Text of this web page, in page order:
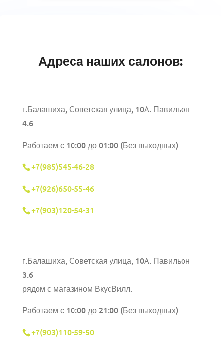
Адреса наших салонов:
г.Балашиха, Советская улица, 10А. Павильон
4.6
Работаем с 10:00 до 01:00 (Без выходных)
+7(985)545-46-28
+7(926)650-55-46
+7(903)120-54-31
г.Балашиха, Советская улица, 10А. Павильон
3.6
рядом с магазином ВкусВилл.
Работаем с 10:00 до 21:00 (Без выходных)
+7(903)110-59-50